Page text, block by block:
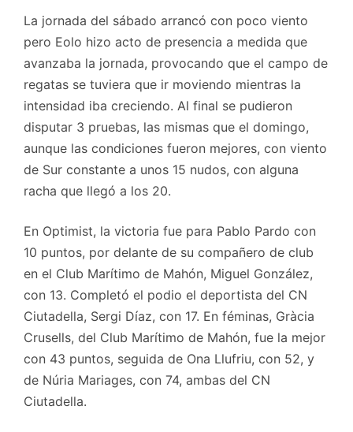
La jornada del sábado arrancó con poco viento
pero Eolo hizo acto de presencia a medida que
avanzaba la jornada, provocando que el campo de
regatas se tuviera que ir moviendo mientras la
intensidad iba creciendo. Al final se pudieron
disputar 3 pruebas, las mismas que el domingo,
aunque las condiciones fueron mejores, con viento
de Sur constante a unos 15 nudos, con alguna
racha que llegó a los 20.
En Optimist, la victoria fue para Pablo Pardo con
10 puntos, por delante de su compañero de club
en el Club Marítimo de Mahón, Miguel González,
con 13. Completó el podio el deportista del CN
Ciutadella, Sergi Díaz, con 17. En féminas, Gràcia
Crusells, del Club Marítimo de Mahón, fue la mejor
con 43 puntos, seguida de Ona Llufriu, con 52, y
de Núria Mariages, con 74, ambas del CN
Ciutadella.